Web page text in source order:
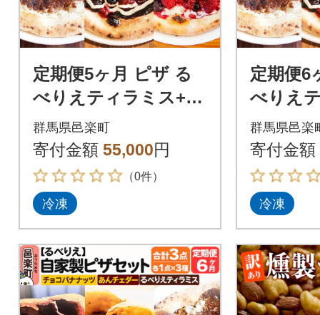
定期便5ヶ月 ピザ る
べりえティラミス+メ
ルティービター+ホワ
イトベリー|09_rbr-53
0305
群馬県邑楽町
寄付金額 55,000円
（0件）
冷凍
定期便6
べりえ
ルティ
イトベ
0306
群馬県邑楽
寄付金額
冷凍